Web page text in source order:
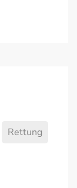
Rettung